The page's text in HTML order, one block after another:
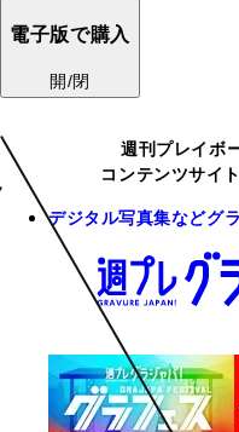
電子版で購入
開/閉
週刊プレイボ
コンテンツサイ
デジタル写真集などグ